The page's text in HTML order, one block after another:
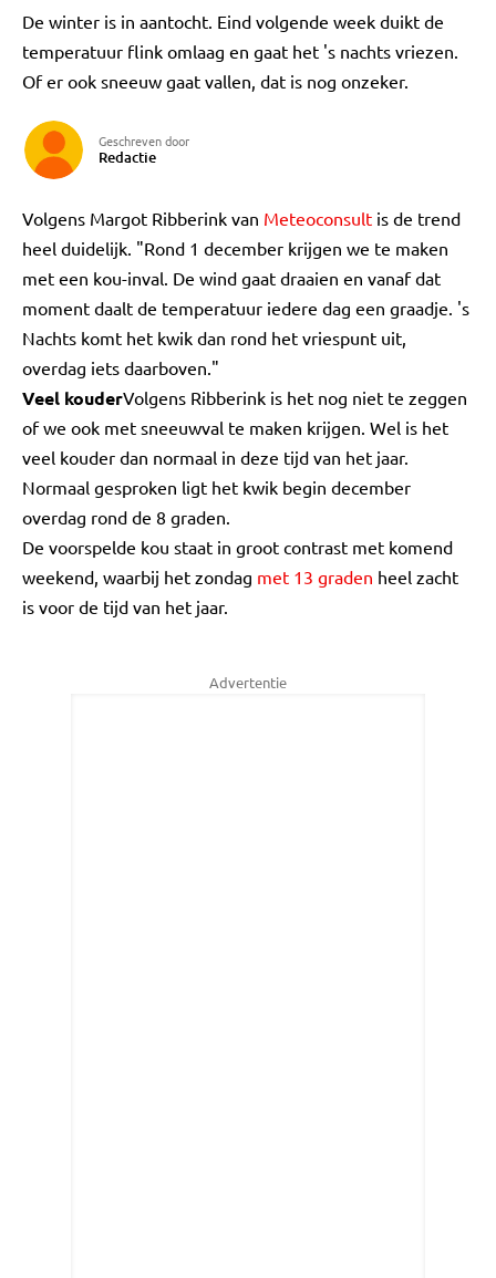
De winter is in aantocht. Eind volgende week duikt de
temperatuur flink omlaag en gaat het 's nachts vriezen.
Of er ook sneeuw gaat vallen, dat is nog onzeker.
Geschreven door
Redactie
Volgens Margot Ribberink van Meteoconsult is de trend
heel duidelijk. "Rond 1 december krijgen we te maken
met een kou-inval. De wind gaat draaien en vanaf dat
moment daalt de temperatuur iedere dag een graadje. 's
Nachts komt het kwik dan rond het vriespunt uit,
overdag iets daarboven."
Veel kouderVolgens Ribberink is het nog niet te zeggen
of we ook met sneeuwval te maken krijgen. Wel is het
veel kouder dan normaal in deze tijd van het jaar.
Normaal gesproken ligt het kwik begin december
overdag rond de 8 graden.
De voorspelde kou staat in groot contrast met komend
weekend, waarbij het zondag met 13 graden heel zacht
is voor de tijd van het jaar.
Advertentie